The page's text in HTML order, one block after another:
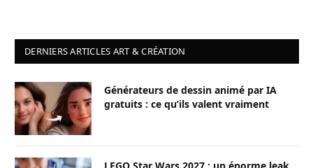
DERNIERS ARTICLES ART & CRÉATION
Générateurs de dessin animé par IA
gratuits : ce qu’ils valent vraiment